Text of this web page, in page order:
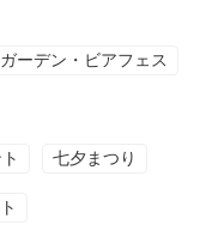
ーデン・ビアフェス
七夕まつり